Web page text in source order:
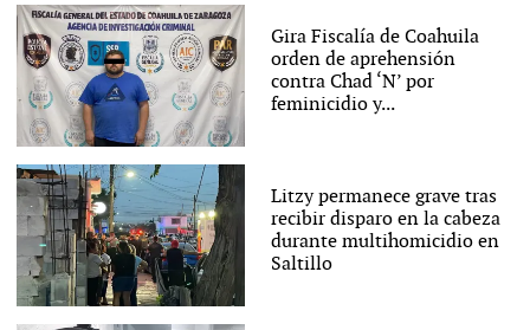
Gira Fiscalía de Coahuila
orden de aprehensión
contra Chad ‘N’ por
feminicidio y...
Litzy permanece grave tras
recibir disparo en la cabeza
durante multihomicidio en
Saltillo